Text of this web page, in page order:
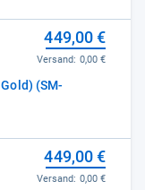
(SM-
449,00 €
Versand: 0,00 €
449,00 €
Versand: 0,00 €